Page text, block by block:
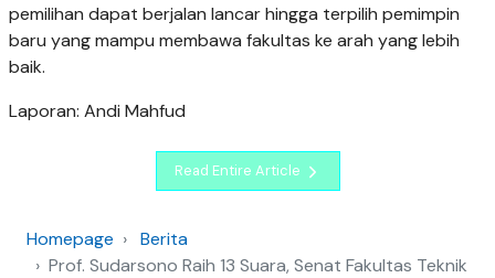
pemilihan dapat berjalan lancar hingga terpilih pemimpin
baru yang mampu membawa fakultas ke arah yang lebih
baik.
Laporan: Andi Mahfud
Read Entire Article
Homepage
Berita
Prof. Sudarsono Raih 13 Suara, Senat Fakultas Teknik